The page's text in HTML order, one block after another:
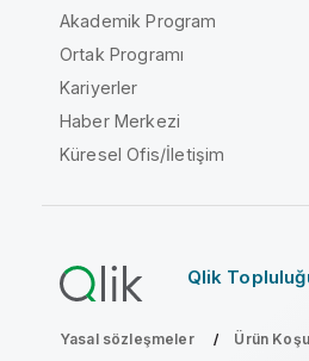
Akademik Program
Ortak Programı
Kariyerler
Haber Merkezi
Küresel Ofis/İletişim
Qlik
Yasal sözleşmeler
Ürün